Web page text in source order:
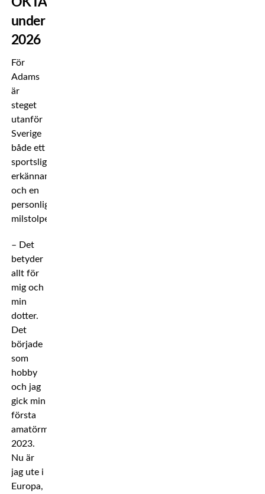
under
2026
För
Adams
är
steget
utanför
Sverige
både ett
sportsligt
erkännande
och en
personlig
milstolpe.
– Det
betyder
allt för
mig och
min
dotter.
Det
började
som
hobby
och jag
gick min
första
amatörmatch
2023.
Nu är
jag ute i
Europa,